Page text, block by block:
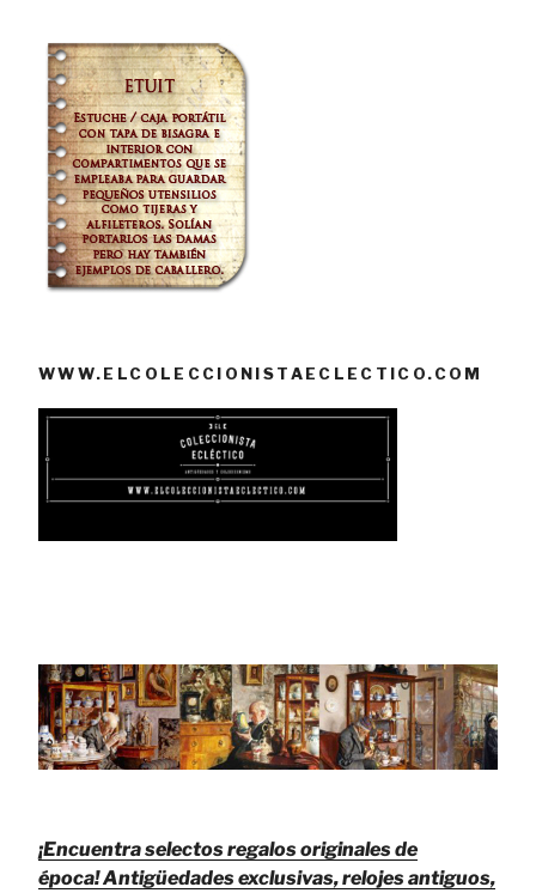
WWW.ELCOLECCIONISTAECLECTICO.COM
¡Encuentra selectos regalos originales de
época!Antigüedades exclusivas, relojes antiguos,